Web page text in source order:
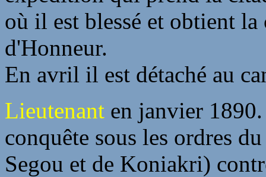
où il est blessé et obtient
d'Honneur.
En avril il est détaché au
Lieutenant en janvier
conquête sous les ordres
Segou et de Koniakri)